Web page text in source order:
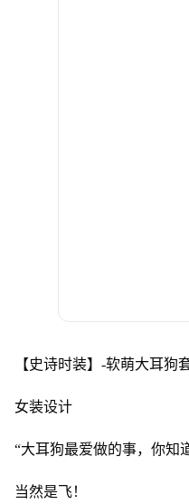
【史诗时装】-软萌大耳狗
女装设计
“大耳狗最爱做的事，你知
当然是飞！